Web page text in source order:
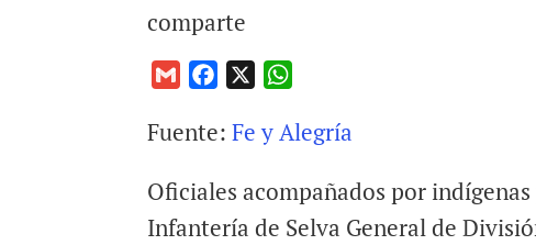
comparte
G
a
l
c
b
a
s
A
Fuente:Fe y Alegría
Oficiales acompañados por
Infantería de Selva General de